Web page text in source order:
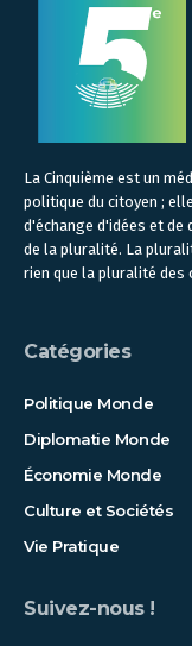
La Cinquième est un
politique du citoyen ;
d'échange d'idées et de
de la pluralité. La
rien que la pluralité des
Catégories
Politique Monde
Diplomatie Monde
Économie Monde
Culture et Sociétés
Vie Pratique
Suivez-nous !